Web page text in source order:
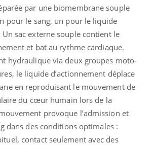
par une biomembrane souple
pour le sang, un pour le liquide
Un sac externe souple contient le
et bat au rythme cardiaque.
hydraulique via deux groupes moto-
le liquide d’actionnement déplace
en reproduisant le mouvement de
du cœur humain lors de la
provoque l’admission et
dans des conditions optimales :
contact seulement avec des